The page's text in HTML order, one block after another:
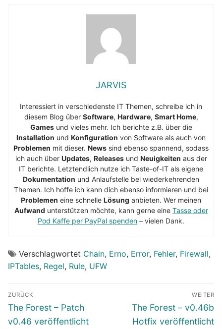
JARVIS
Interessiert in verschiedenste IT Themen, schreibe ich in
diesem Blog über Software, Hardware, Smart Home,
Gamesund vieles mehr. Ich berichte z.B. über die
Installation und Konfiguration von Software als auch von
Problemen mit dieser. News sind ebenso spannend, sodass
ich auch über Updates, Releasesund Neuigkeiten aus der
IT berichte. Letztendlich nutze ich Taste-of-IT als eigene
Dokumentation und Anlaufstelle bei wiederkehrenden
Themen. Ich hoffe ich kann dich ebenso informieren und bei
Problemen eine schnelle Lösung anbieten. Wer meinen
Aufwand unterstützen möchte, kann gerne eine Tasse oder
Pod Kaffe per PayPal spenden – vielen Dank.
Verschlagwortet Chain, Erno, Error, Fehler, Firewall,
IPTables, Regel, Rule, UFW
Beitragsnavigation
ZURÜCK
Vorheriger
Beitrag:
The Forest – Patch
v0.46 veröffentlicht
WEITER
Nächster
Beitrag:
The Forest – v0.46b
Hotfix veröffentlicht